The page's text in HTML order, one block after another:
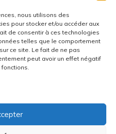
nous utilisons des
pour stocker et/ou accéder aux
de consentir à ces technologies
telles que le comportement
ce site. Le fait de ne pas
peut avoir un effet négatif
& Condition•Mentions légales